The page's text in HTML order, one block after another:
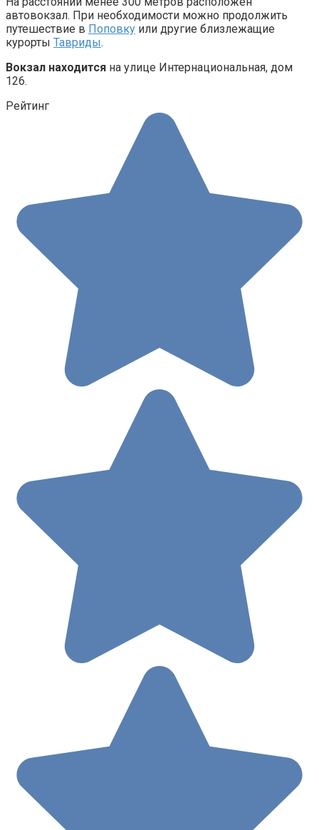
автовокзал. При необходимости можно продолжить
путешествие в Поповку или другие близлежащие
курорты Тавриды.
Вокзал находится на улице Интернациональная, дом
126.
Рейтинг